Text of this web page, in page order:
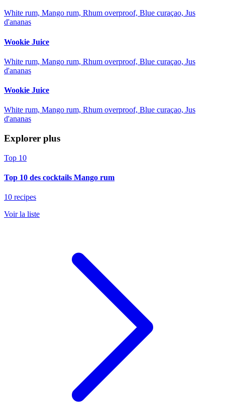
White rum, Mango rum, Rhum overproof, Blue curaçao, Jus
d'ananas
Wookie Juice
White rum, Mango rum, Rhum overproof, Blue curaçao, Jus
d'ananas
Wookie Juice
White rum, Mango rum, Rhum overproof, Blue curaçao, Jus
d'ananas
Explorer plus
Top 10
Top 10 des cocktails Mango rum
10 recipes
Voir la liste